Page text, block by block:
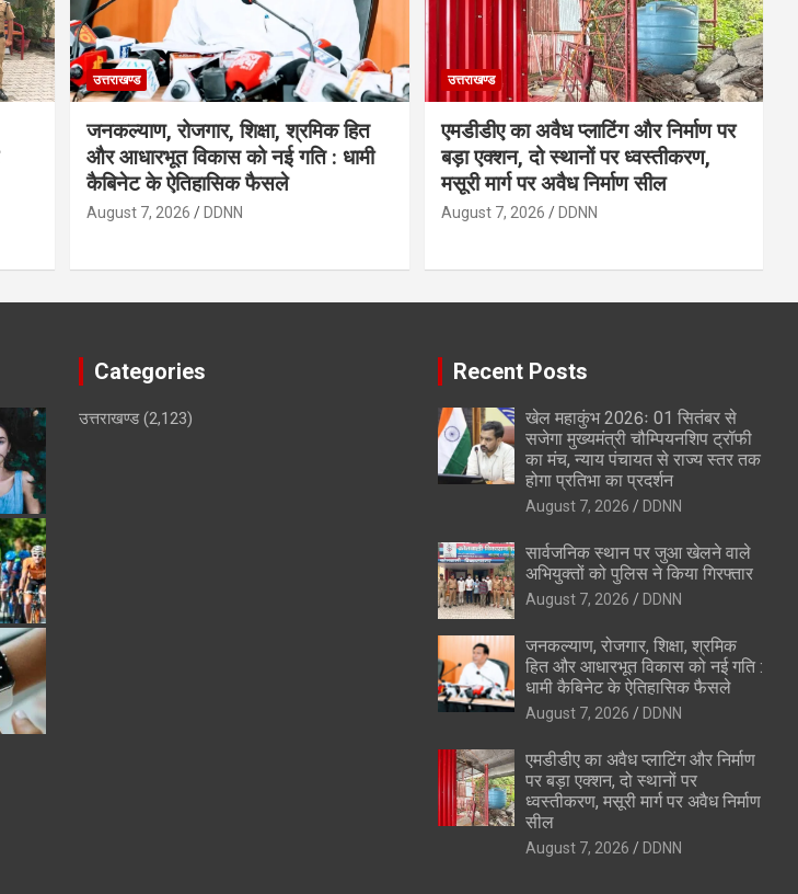
उत्तराखण्ड
जनकल्याण, रोजगार, शिक्षा, श्रमिक हित
और आधारभूत विकास को नई गति : धामी
कैबिनेट के ऐतिहासिक फैसले
August 7, 2026 DDNN
उत्तराखण्ड
एमडीडीए का अवैध प्लाटिंग और निर्माण पर
बड़ा एक्शन, दो स्थानों पर ध्वस्तीकरण,
मसूरी मार्ग पर अवैध निर्माण सील
August 7, 2026 DDNN
Categories
उत्तराखण्ड(2,123)
Recent Posts
खेल महाकुंभ 2026ः 01 सितंबर से
सजेगा मुख्यमंत्री चौम्पियनशिप ट्रॉफी
का मंच, न्याय पंचायत से राज्य स्तर तक
होगा प्रतिभा का प्रदर्शन
August 7, 2026 DDNN
सार्वजनिक स्थान पर जुआ खेलने वाले
अभियुक्तों को पुलिस ने किया गिरफ्तार
August 7, 2026 DDNN
जनकल्याण, रोजगार, शिक्षा, श्रमिक
हित और आधारभूत विकास को नई गति :
धामी कैबिनेट के ऐतिहासिक फैसले
August 7, 2026 DDNN
एमडीडीए का अवैध प्लाटिंग और निर्माण
पर बड़ा एक्शन, दो स्थानों पर
ध्वस्तीकरण, मसूरी मार्ग पर अवैध निर्माण
सील
August 7, 2026 DDNN